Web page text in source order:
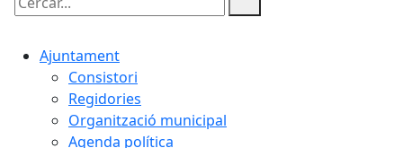
Cercar:
Ajuntament
Consistori
Regidories
Organització municipal
Agenda política